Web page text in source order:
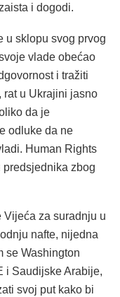
i dogodi.
u sklopu svog prvog
vlade obećao
i tražiti
rat u Ukrajini jasno
da je
odluke da ne
Human Rights
predsjednika zbog
Vijeća za suradnju u
nafte, nijedna
se Washington
i Saudijske Arabije,
svoj put kako bi